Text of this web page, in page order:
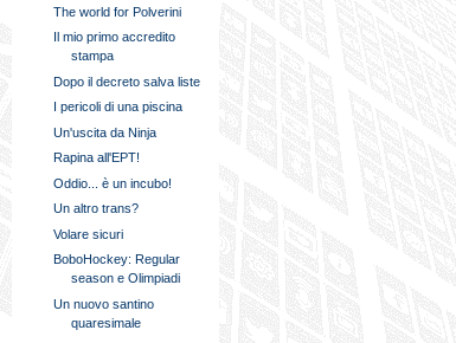
The world for Polverini
Il mio primo accredito
stampa
Dopo il decreto salva liste
I pericoli di una piscina
Un'uscita da Ninja
Rapina all'EPT!
Oddio... è un incubo!
Un altro trans?
Volare sicuri
BoboHockey: Regular
season e Olimpiadi
Un nuovo santino
quaresimale